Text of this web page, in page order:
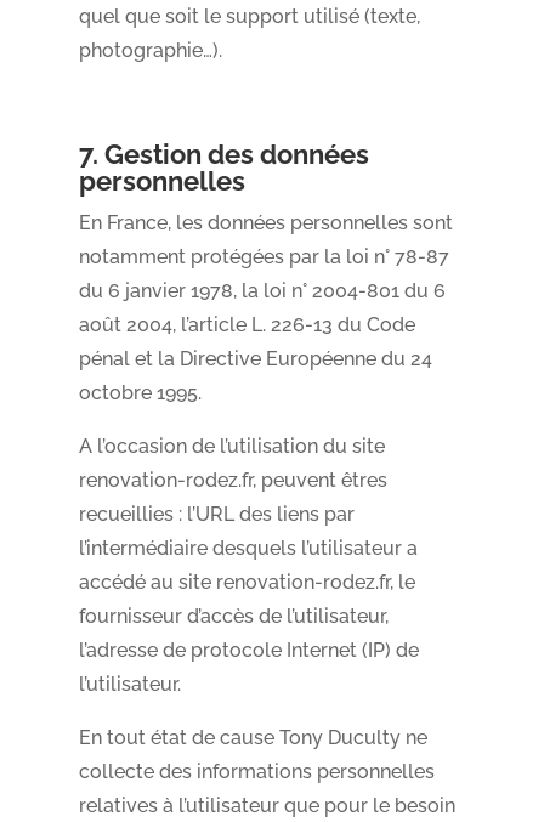
quel que soit le support utilisé (texte,
photographie…).
7. Gestion des données
personnelles
En France, les données personnelles sont
notamment protégées par la loi n° 78-87
du 6 janvier 1978, la loi n° 2004-801 du 6
août 2004, l’article L. 226-13 du Code
pénal et la Directive Européenne du 24
octobre 1995.
A l’occasion de l’utilisation du site
renovation-rodez.fr, peuvent êtres
recueillies : l’URL des liens par
l’intermédiaire desquels l’utilisateur a
accédé au site renovation-rodez.fr, le
fournisseur d’accès de l’utilisateur,
l’adresse de protocole Internet (IP) de
l’utilisateur.
En tout état de cause Tony Duculty ne
collecte des informations personnelles
relatives à l’utilisateur que pour le besoin